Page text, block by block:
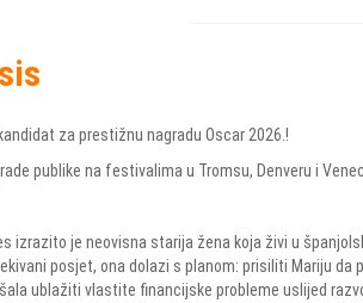
za prestižnu nagradu Oscar 2026.!
publike na festivalima u Tromsu, Denveru i
izrazito je neovisna starija žena koja živi u
posjet, ona dolazi s planom: prisiliti Mariju
ublažiti vlastite financijske probleme uslijed